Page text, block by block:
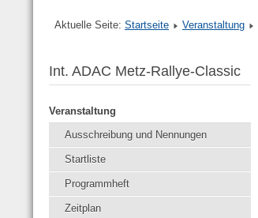
Aktuelle Seite: Startseite Veranstaltung
Int. ADAC Metz-Rallye-Classic
Veranstaltung
Ausschreibung und Nennungen
Startliste
Programmheft
Zeitplan